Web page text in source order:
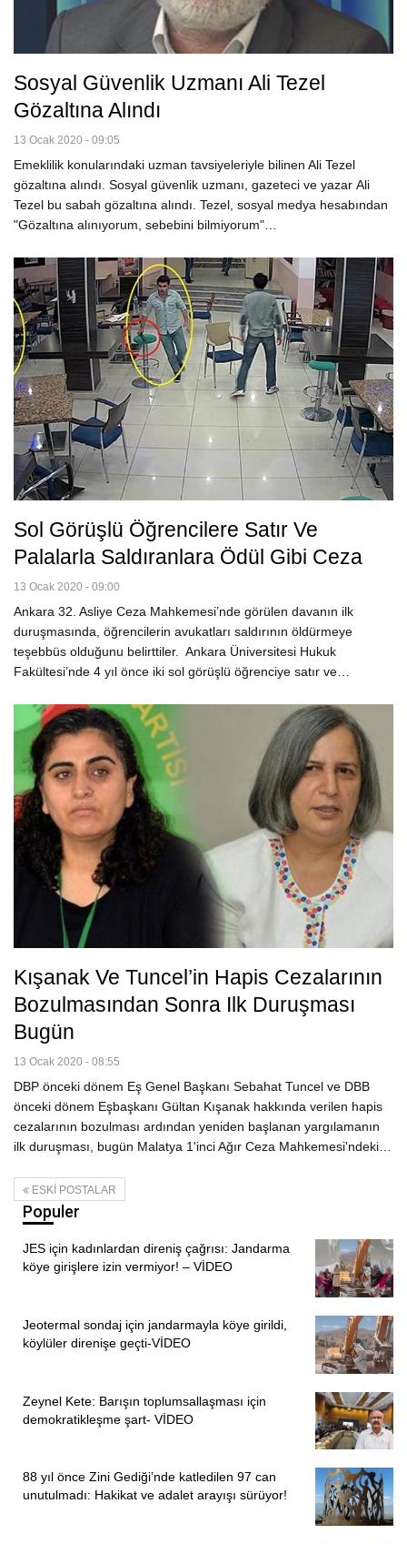
Sosyal Güvenlik Uzmanı Ali Tezel
Gözaltına Alındı
13 Ocak 2020 - 09:05
Emeklilik konularındaki uzman tavsiyeleriyle bilinen Ali Tezel
gözaltına alındı. Sosyal güvenlik uzmanı, gazeteci ve yazar Ali
Tezel bu sabah gözaltına alındı. Tezel, sosyal medya hesabından
"Gözaltına alınıyorum, sebebini bilmiyorum"…
Sol Görüşlü Öğrencilere Satır Ve
Palalarla Saldıranlara Ödül Gibi Ceza
13 Ocak 2020 - 09:00
Ankara 32. Asliye Ceza Mahkemesi’nde görülen davanın ilk
duruşmasında, öğrencilerin avukatları saldırının öldürmeye
teşebbüs olduğunu belirttiler. Ankara Üniversitesi Hukuk
Fakültesi’nde 4 yıl önce iki sol görüşlü öğrenciye satır ve…
Kışanak Ve Tuncel’in Hapis Cezalarının
Bozulmasından Sonra Ilk Duruşması
Bugün
13 Ocak 2020 - 08:55
DBP önceki dönem Eş Genel Başkanı Sebahat Tuncel ve DBB
önceki dönem Eşbaşkanı Gültan Kışanak hakkında verilen hapis
cezalarının bozulması ardından yeniden başlanan yargılamanın
ilk duruşması, bugün Malatya 1'inci Ağır Ceza Mahkemesi'ndeki…
ESKI POSTALAR
Populer
JES için kadınlardan direniş çağrısı: Jandarma
köye girişlere izin vermiyor! – VİDEO
Jeotermal sondaj için jandarmayla köye girildi,
köylüler direnişe geçti-VİDEO
Zeynel Kete: Barışın toplumsallaşması için
demokratikleşme şart- VİDEO
88 yıl önce Zini Gediği’nde katledilen 97 can
unutulmadı: Hakikat ve adalet arayışı sürüyor!